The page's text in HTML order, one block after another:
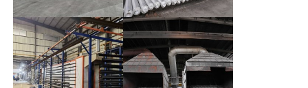
Extrusionsaluminiumprofile
Aluminium Küchenprofile